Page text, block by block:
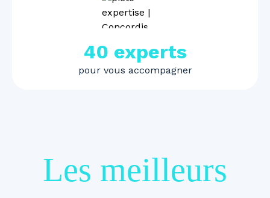
40 experts
pour vous accompagner
Les meilleurs